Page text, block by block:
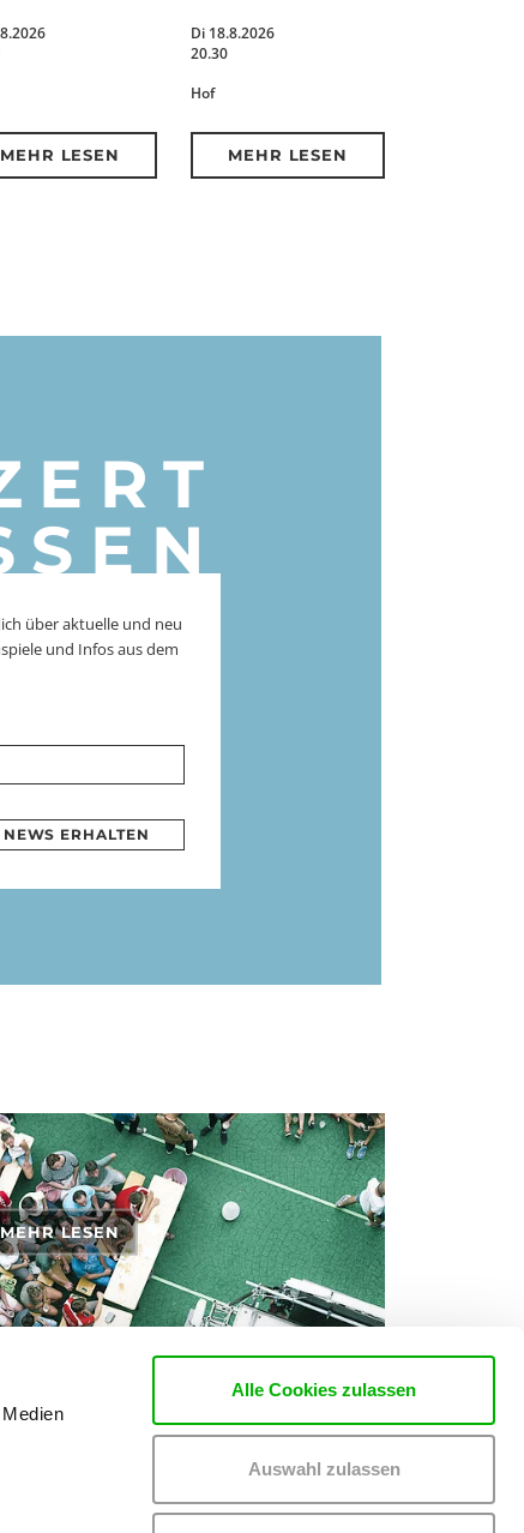
Alle Cookies zulassen
Auswahl zulassen
MEHR LESEN
Di 18.8.2026
20.30
Hof
MEHR LESEN
über aktuelle und neu
und Infos aus dem
NEWS ERHALTEN
MEHR LESEN
den Themen Tickets, Konzerte und Partys